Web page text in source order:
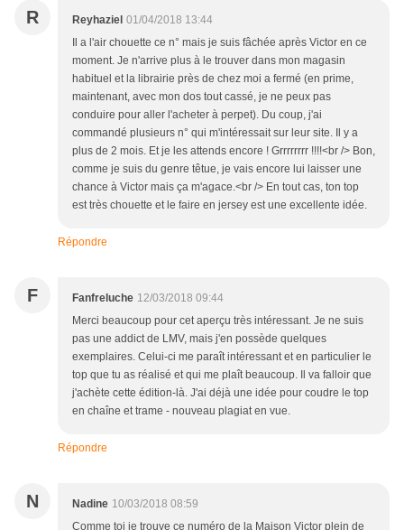
R Reyhaziel 01/04/2018 13:44
Il a l'air chouette ce n° mais je suis fâchée après Victor en ce
moment. Je n'arrive plus à le trouver dans mon magasin
habituel et la librairie près de chez moi a fermé (en prime,
maintenant, avec mon dos tout cassé, je ne peux pas
conduire pour aller l'acheter à perpet). Du coup, j'ai
commandé plusieurs n° qui m'intéressait sur leur site. Il y a
plus de 2 mois. Et je les attends encore ! Grrrrrrrr !!!!<br /> Bon,
comme je suis du genre têtue, je vais encore lui laisser une
chance à Victor mais ça m'agace.<br /> En tout cas, ton top
est très chouette et le faire en jersey est une excellente idée.
Répondre
F Fanfreluche 12/03/2018 09:44
Merci beaucoup pour cet aperçu très intéressant. Je ne suis
pas une addict de LMV, mais j'en possède quelques
exemplaires. Celui-ci me paraît intéressant et en particulier le
top que tu as réalisé et qui me plaît beaucoup. Il va falloir que
j'achète cette édition-là. J'ai déjà une idée pour coudre le top
en chaîne et trame - nouveau plagiat en vue.
Répondre
N Nadine 10/03/2018 08:59
Comme toi je trouve ce numéro de la Maison Victor plein de